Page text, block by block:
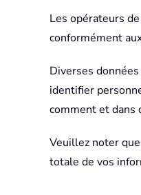
Les opérateurs
conformément
Diverses
identifier
comment et dans
Veuillez noter
totale de vos